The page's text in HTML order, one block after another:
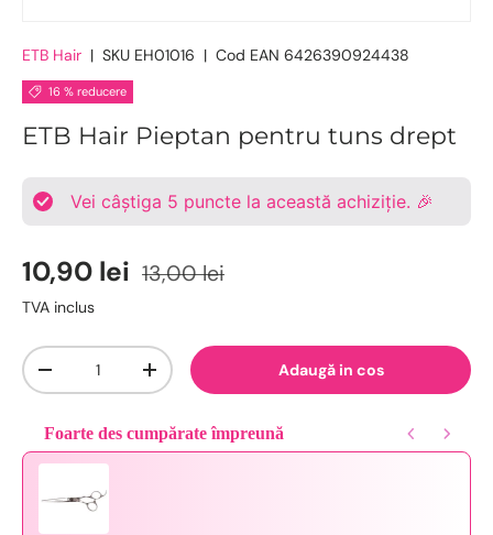
ETB Hair | SKU EH01016 | Cod EAN 6426390924438
16 % reducere
ETB Hair Pieptan pentru tuns drept
Vei câștiga 5 puncte la această achiziție. 🎉
10,90 lei 13,00 lei
TVA inclus
Cantitate
-
+ Adaugă in cos
Foarte des cumpărate împreună
Use the Previous and Next buttons to navigate through product